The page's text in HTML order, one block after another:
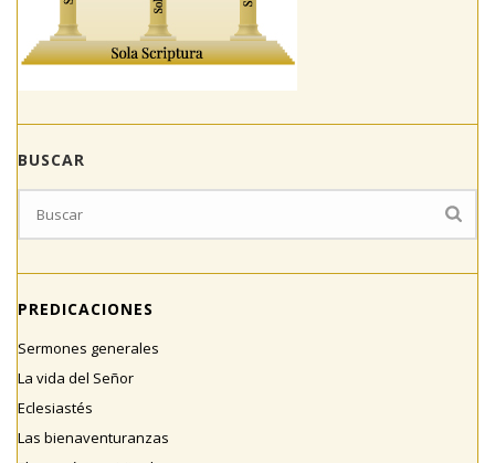
BUSCAR
PREDICACIONES
Sermones generales
La vida del Señor
Eclesiastés
Las bienaventuranzas